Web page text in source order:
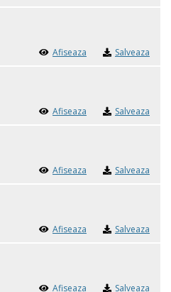
Afiseaza Salveaza
Afiseaza Salveaza
Afiseaza Salveaza
Afiseaza Salveaza
Afiseaza Salveaza